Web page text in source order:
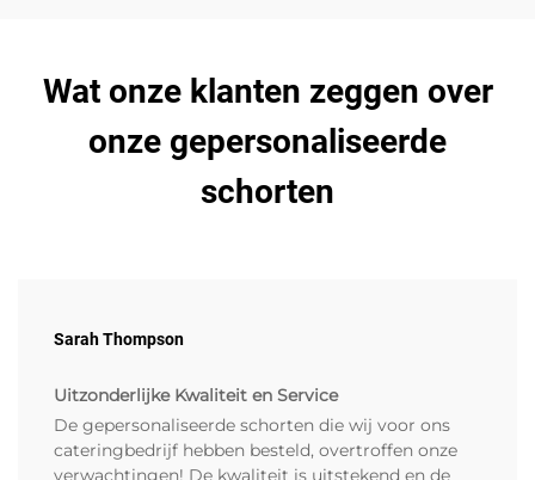
Wat onze klanten zeggen over
onze gepersonaliseerde
schorten
Sarah Thompson
Uitzonderlijke Kwaliteit en Service
De gepersonaliseerde schorten die wij voor ons
cateringbedrijf hebben besteld, overtroffen onze
verwachtingen! De kwaliteit is uitstekend en de